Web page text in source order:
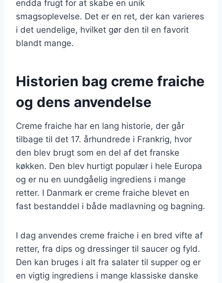
endda frugt for at skabe en unik
smagsoplevelse. Det er en ret, der kan varieres
i det uendelige, hvilket gør den til en favorit
blandt mange.
Historien bag creme fraiche
og dens anvendelse
Creme fraiche har en lang historie, der går
tilbage til det 17. århundrede i Frankrig, hvor
den blev brugt som en del af det franske
køkken. Den blev hurtigt populær i hele Europa
og er nu en uundgåelig ingrediens i mange
retter. I Danmark er creme fraiche blevet en
fast bestanddel i både madlavning og bagning.
I dag anvendes creme fraiche i en bred vifte af
retter, fra dips og dressinger til saucer og fyld.
Den kan bruges i alt fra salater til supper og er
en vigtig ingrediens i mange klassiske danske